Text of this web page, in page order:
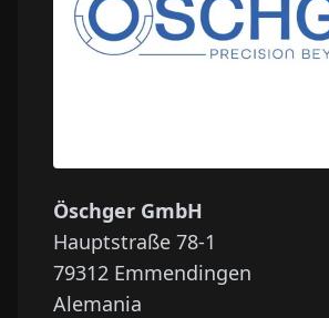
Öschger GmbH
Hauptstraße 78-1
79312 Emmendingen
Alemania